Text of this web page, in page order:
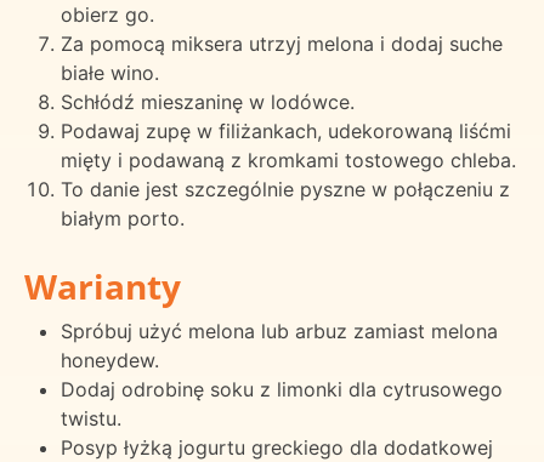
obierz go.
Za pomocą miksera utrzyj melona i dodaj suche
białe wino.
Schłódź mieszaninę w lodówce.
Podawaj zupę w filiżankach, udekorowaną liśćmi
mięty i podawaną z kromkami tostowego chleba.
To danie jest szczególnie pyszne w połączeniu z
białym porto.
Warianty
Spróbuj użyć melona lub arbuz zamiast melona
honeydew.
Dodaj odrobinę soku z limonki dla cytrusowego
twistu.
Posyp łyżką jogurtu greckiego dla dodatkowej